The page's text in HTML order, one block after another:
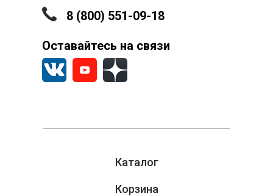
Каталог
Корзина
8 (800) 551-09-18
Оставайтесь на связи